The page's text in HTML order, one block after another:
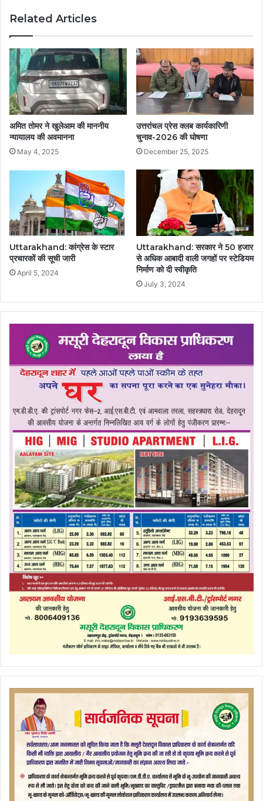
Related Articles
अमित तोमर ने खुलेआम की माननीय
न्यायालय की अवमानना
May 4, 2025
उत्तरांचल प्रेस क्लब कार्यकारिणी
चुनाव-2026 की घोषणा
December 25, 2025
Uttarakhand: कांग्रेस के स्टार
प्रचारकों की सूची जारी
April 5, 2024
Uttarakhand: सरकार ने 50 हजार
से अधिक आबादी वाली जगहों पर स्टेडियम
निर्माण को दी स्वीकृति
July 3, 2024